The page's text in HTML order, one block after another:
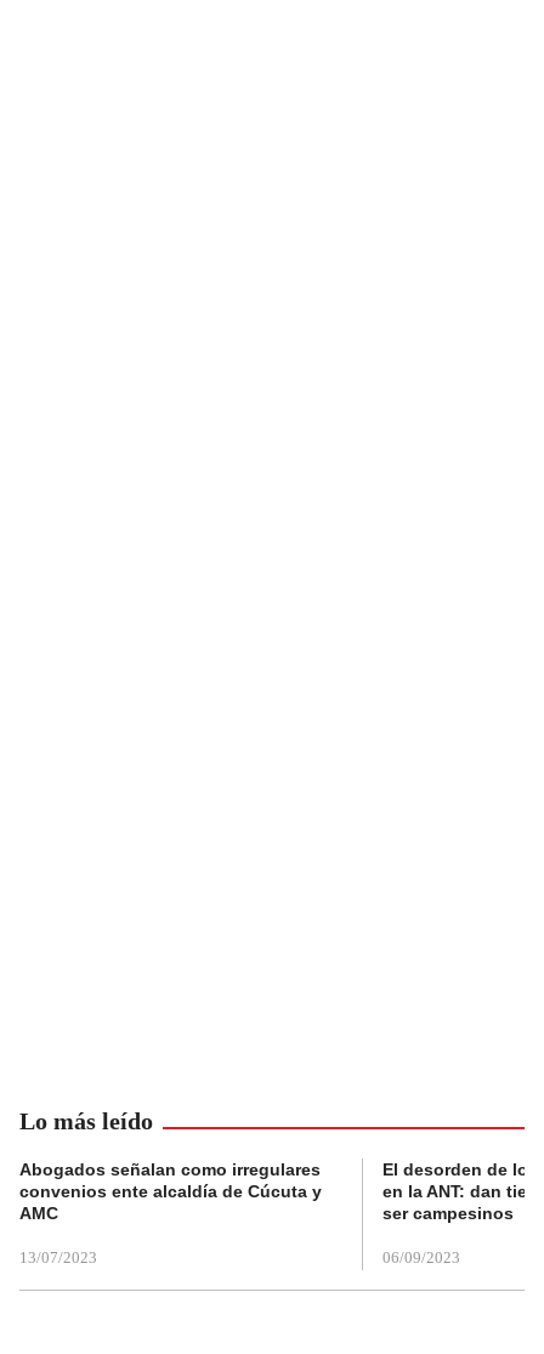
Lo más leído
Abogados señalan como irregulares
convenios ente alcaldía de Cúcuta y
AMC
13/07/2023
El desorden de
en la ANT: dan
ser campesinos
06/09/2023